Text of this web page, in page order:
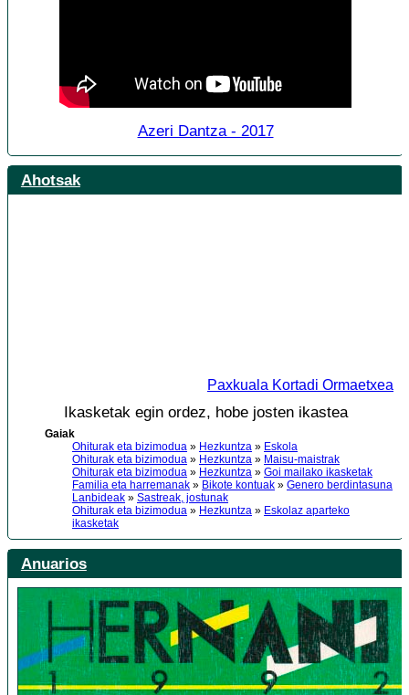
Azeri Dantza - 2017
Ahotsak
Paxkuala Kortadi Ormaetxea
Ikasketak egin ordez, hobe josten ikastea
Gaiak
Ohiturak eta bizimodua » Hezkuntza » Eskola
Ohiturak eta bizimodua » Hezkuntza » Maisu-maistrak
Ohiturak eta bizimodua » Hezkuntza » Goi mailako ikasketak
Familia eta harremanak » Bikote kontuak » Genero berdintasuna
Lanbideak » Sastreak, jostunak
Ohiturak eta bizimodua » Hezkuntza » Eskolaz aparteko
ikasketak
Anuarios